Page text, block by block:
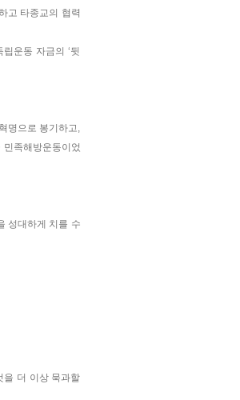
고 타종교의 협력
운동 자금의 ‘뒷
명으로 봉기하고,
족해방운동이었
성대하게 치를 수
을 더 이상 묵과할